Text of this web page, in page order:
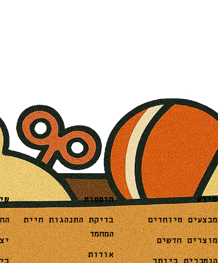
מידע
מבצעים מיוחדים
מוצרים חדשים
הנמכרים ביותר
תוספות
בדיקת התנהגות חיית
המחמד
אודות